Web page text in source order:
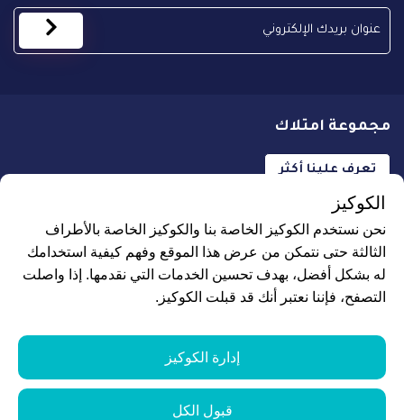
مجموعة امتلاك
تعرف علينا أكثر
جميع الحقوق محفوظة لـ علاجك الطبية © 2026
نموذج الطلب
الكوكيز
نحن نستخدم الكوكيز الخاصة بنا والكوكيز الخاصة بالأطراف
الثالثة حتى نتمكن من عرض هذا الموقع وفهم كيفية استخدامك
له بشكل أفضل، بهدف تحسين الخدمات التي نقدمها. إذا واصلت
التصفح، فإننا نعتبر أنك قد قبلت الكوكيز.
إدارة الكوكيز
قبول الكل